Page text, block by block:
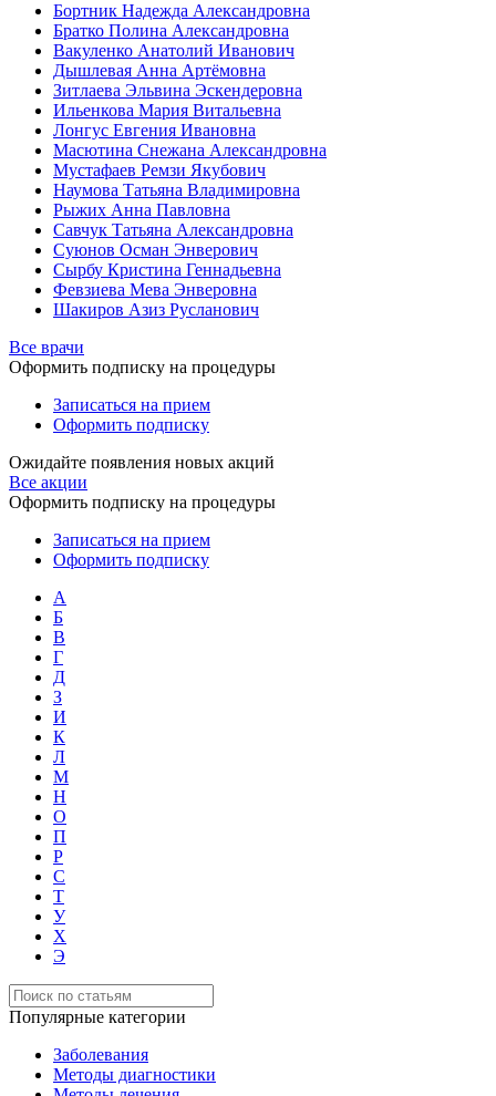
Бортник Надежда Александровна
Братко Полина Александровна
Вакуленко Анатолий Иванович
Дышлевая Анна Артёмовна
Зитлаева Эльвина Эскендеровна
Ильенкова Мария Витальевна
Лонгус Евгения Ивановна
Масютина Снежана Александровна
Мустафаев Ремзи Якубович
Наумова Татьяна Владимировна
Рыжих Анна Павловна
Савчук Татьяна Александровна
Суюнов Осман Энверович
Сырбу Кристина Геннадьевна
Февзиева Мева Энверовна
Шакиров Азиз Русланович
Все врачи
Оформить подписку на процедуры
Записаться на прием
Оформить подписку
Ожидайте появления новых акций
Все акции
Оформить подписку на процедуры
Записаться на прием
Оформить подписку
А
Б
В
Г
Д
З
И
К
Л
М
Н
О
П
Р
С
Т
У
Х
Э
Популярные категории
Заболевания
Методы диагностики